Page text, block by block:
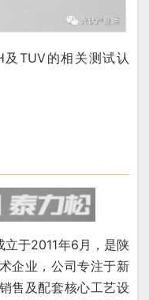
及TUV的相关测试认
于2011年6月，是陕
企业，公司专注于新
售及配套核心工艺设